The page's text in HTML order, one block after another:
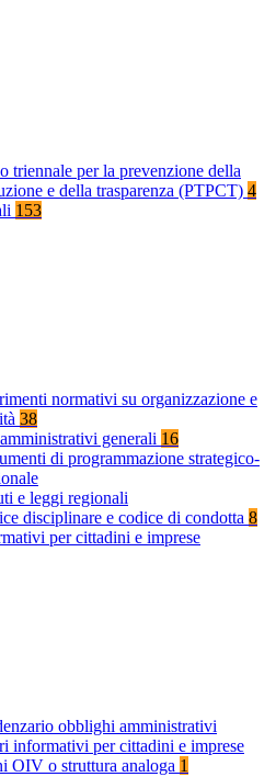
triennale per la prevenzione della
e della trasparenza (PTPCT) 4
153
normativi su organizzazione e
38
generali 16
di programmazione strategico-
e leggi regionali
disciplinare e codice di condotta 8
per cittadini e imprese
obblighi amministrativi
informativi per cittadini e imprese
OIV o struttura analoga 1